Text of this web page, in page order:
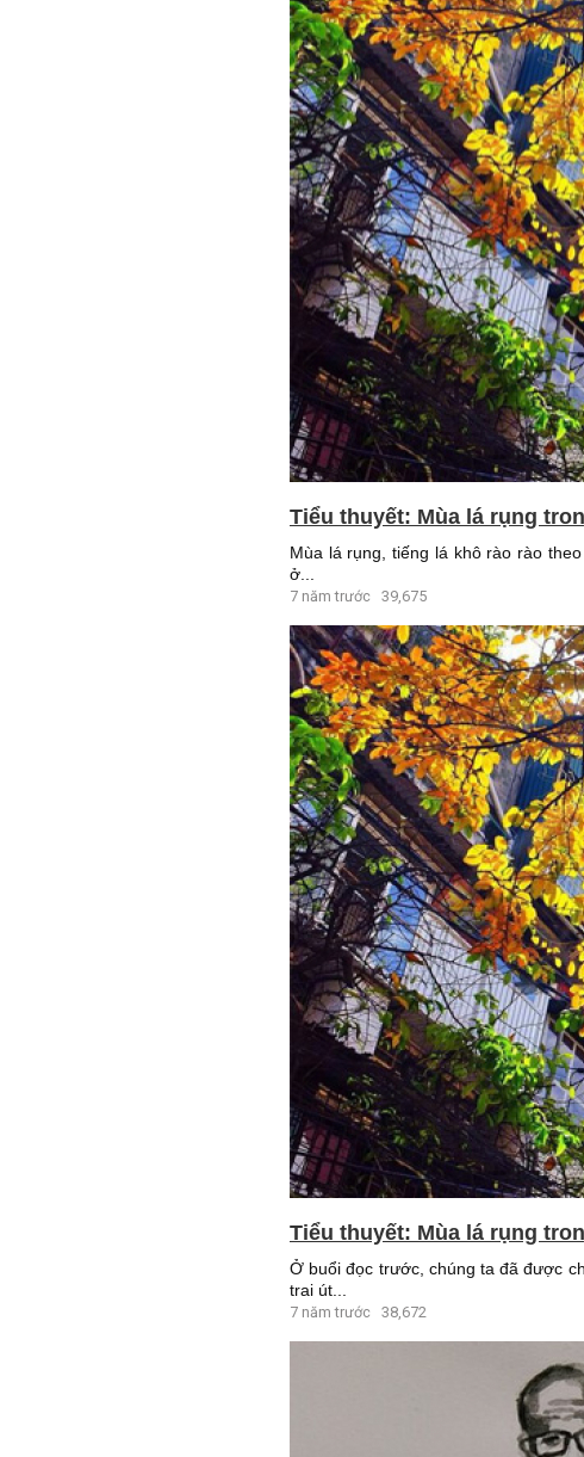
Tiểu thuyết: Mùa lá rụng
Mùa lá rụng, tiếng lá khô rào rào
ở...
7 năm trước 39,675
Tiểu thuyết: Mùa lá rụng
Ở buổi đọc trước, chúng ta đã được
trai út...
7 năm trước 38,672